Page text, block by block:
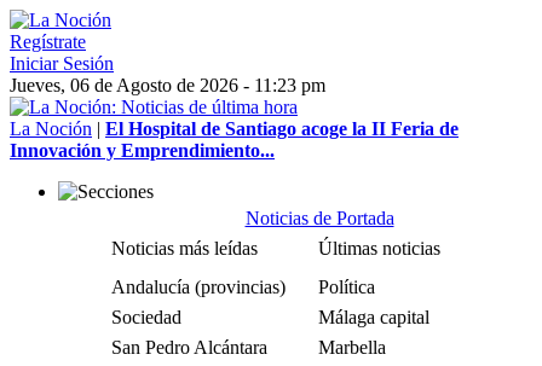
Regístrate
Iniciar Sesión
Jueves, 06 de Agosto de 2026 - 11:23 pm
La Noción | El Hospital de Santiago acoge la II Feria de
Innovación y Emprendimiento...
Noticias de Portada
Noticias más leídas
Últimas noticias
Andalucía (provincias)
Política
Sociedad
Málaga capital
San Pedro Alcántara
Marbella